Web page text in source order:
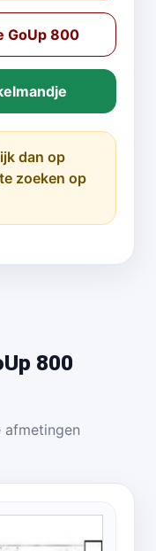
GoUp 800
dan op
zoeken op
800